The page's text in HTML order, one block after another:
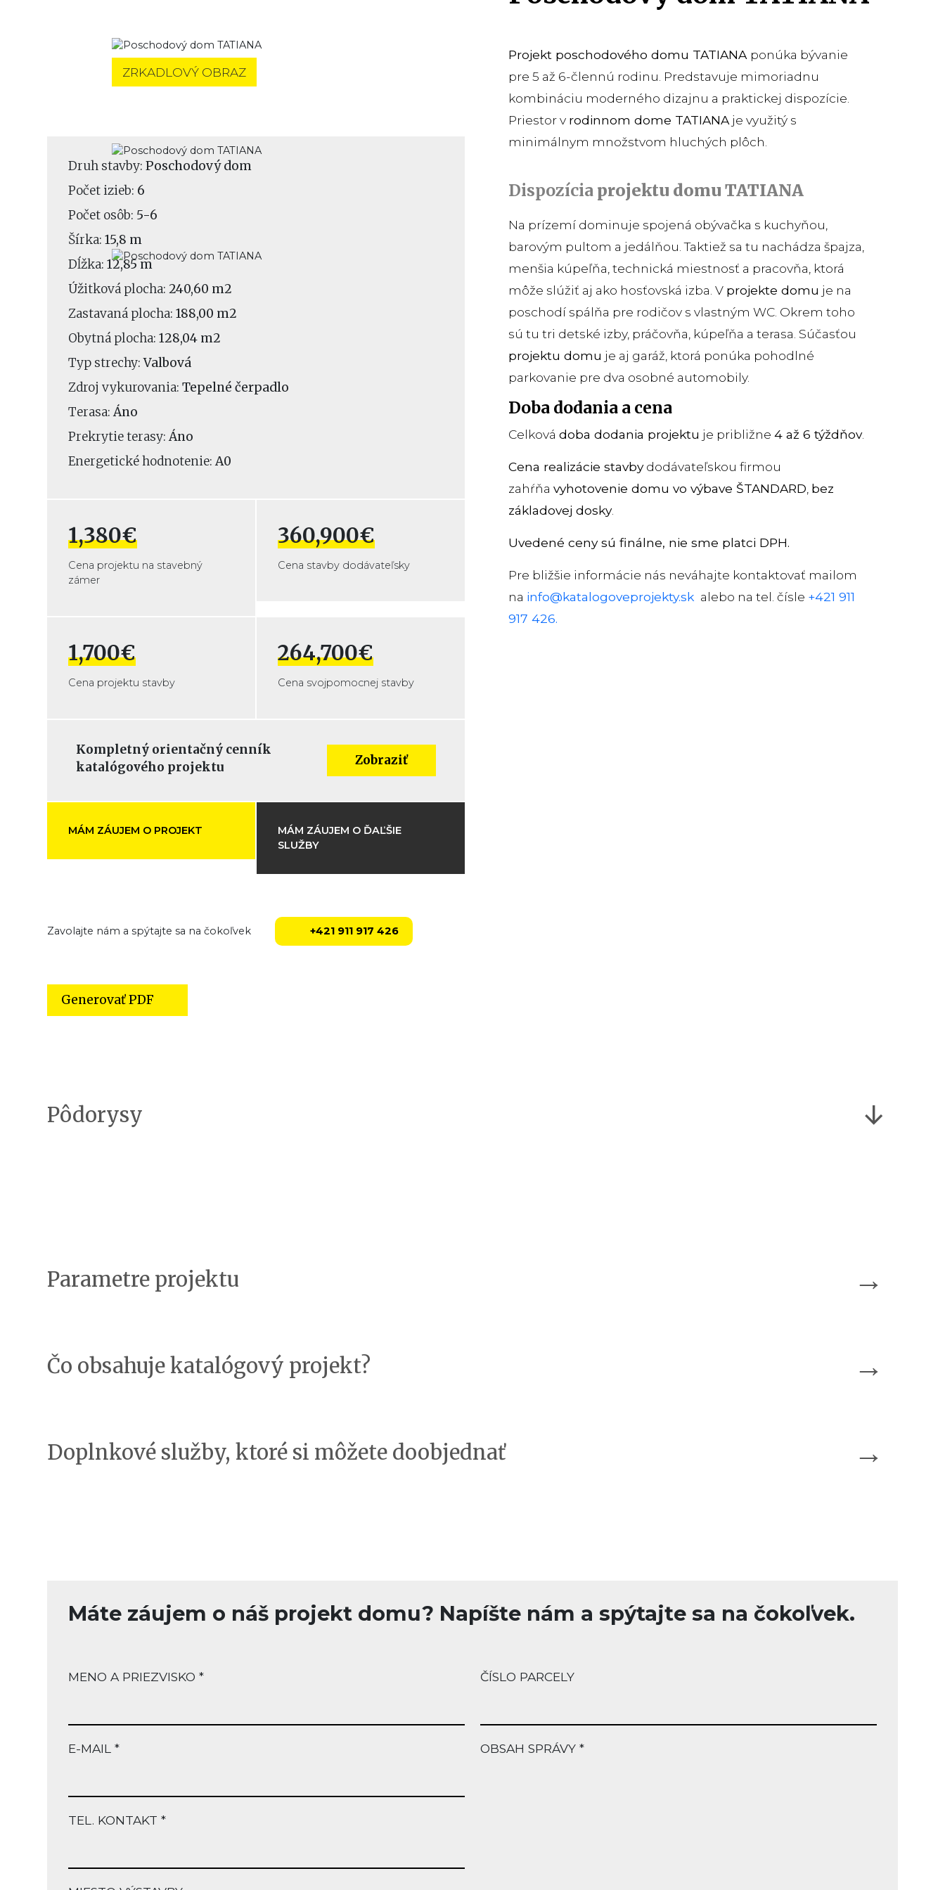
ZRKADLOVÝ OBRAZ
Druh stavby:Poschodový dom
Počet izieb: 6
Počet osôb: 5-6
Šírka:15,8 m
Dĺžka:12,85 m
Úžitková plocha:240,60 m2
Zastavaná plocha:188,00 m2
Obytná plocha:128,04 m2
Typ strechy:Valbová
Zdroj vykurovania:Tepelné čerpadlo
Terasa:Áno
Prekrytie terasy:Áno
Energetické hodnotenie:A0
1,380€
Cena projektu na stavebný
zámer
360,900€
Cena stavby dodávateľsky
1,700€
Cena projektu stavby
264,700€
Cena svojpomocnej stavby
Kompletný orientačný cenník
katalógového projektu
Zobraziť
MÁM ZÁUJEM O PROJEKT
MÁM ZÁUJEM O ĎAĽŠIE
SLUŽBY
Zavolajte nám a spýtajte sa na čokoľvek +421 911 917 426
Projekt poschodového domu TATIANA ponúka bývanie
pre 5 až 6-člennú rodinu. Predstavuje mimoriadnu
kombináciu moderného dizajnu a praktickej dispozície.
Priestor v rodinnom dome TATIANA je využitý s
minimálnym množstvom hluchých plôch.
Dispozícia projektu domu TATIANA
Na prízemí dominuje spojená obývačka s kuchyňou,
barovým pultom a jedálňou. Taktiež sa tu nachádza špajza,
menšia kúpeľňa, technická miestnosť a pracovňa, ktorá
môže slúžiť aj ako hosťovská izba. V projekte domu je na
poschodí spálňa pre rodičov s vlastným WC. Okrem toho
sú tu tri detské izby, práčovňa, kúpeľňa a terasa. Súčasťou
projektu domu je aj garáž, ktorá ponúka pohodlné
parkovanie pre dva osobné automobily.
Doba dodania a cena
Celková doba dodania projektu je približne 4 až 6 týždňov.
Cena realizácie stavby dodávateľskou firmou
zahŕňa vyhotovenie domu vo výbave ŠTANDARD bez
základovej dosky.
Uvedené ceny sú finálne, nie sme platci DPH.
Pre bližšie informácie nás neváhajte kontaktovať mailom
na info@katalogoveprojekty.sk alebo na tel. čísle +421 911
917 426.
Generovať PDF
Pôdorysy
Parametre projektu
Čo obsahuje katalógový projekt?
Doplnkové služby, ktoré si môžete doobjednať
Máte záujem o náš projekt domu? Napíšte nám a spýtajte sa na čokoľvek.
MENO A PRIEZVISKO *
E-MAIL *
TEL. KONTAKT *
ČÍSLO PARCELY
OBSAH SPRÁVY *